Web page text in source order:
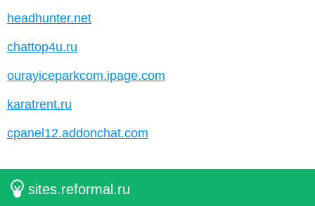
headhunter.net
chattop4u.ru
ourayiceparkcom.ipage.com
karatrent.ru
cpanel12.addonchat.com
sites.reformal.ru